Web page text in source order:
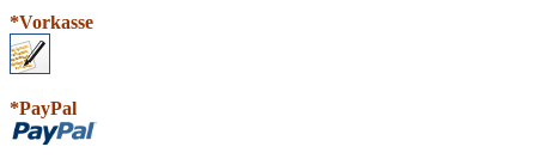
*Vorkasse
*PayPal